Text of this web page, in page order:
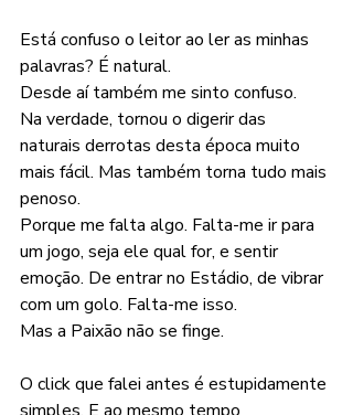
Está confuso o leitor ao ler as minhas
palavras? É natural.
Desde aí também me sinto confuso.
Na verdade, tornou o digerir das
naturais derrotas desta época muito
mais fácil. Mas também torna tudo mais
penoso.
Porque me falta algo. Falta-me ir para
um jogo, seja ele qual for, e sentir
emoção. De entrar no Estádio, de vibrar
com um golo. Falta-me isso.
Mas a Paixão não se finge.
O click que falei antes é estupidamente